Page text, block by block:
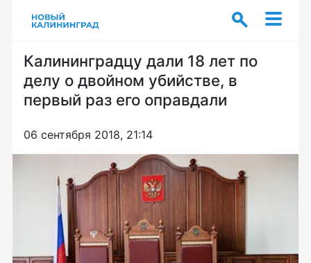
Калининградцу дали 18 лет по
делу о двойном убийстве, в
первый раз его оправдали
06 сентября 2018, 21:14